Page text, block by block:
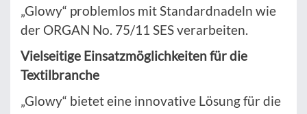
„Glowy“ problemlos mit Standardnadeln wie
der ORGAN No. 75/11 SES verarbeiten.
Vielseitige Einsatzmöglichkeiten für die
Textilbranche
„Glowy“ bietet eine innovative Lösung für die